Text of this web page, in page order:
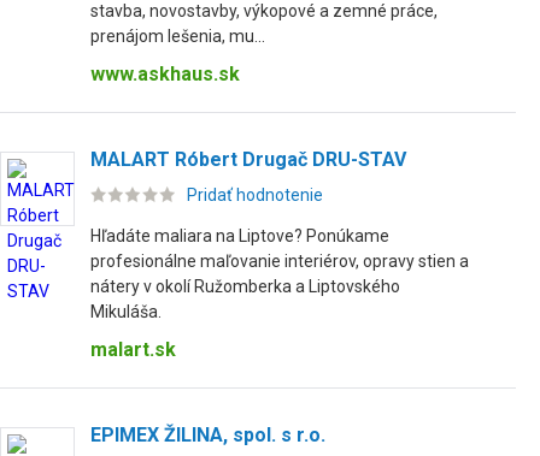
stavba, novostavby, výkopové a zemné práce,
prenájom lešenia, mu...
www.askhaus.sk
MALART Róbert Drugač DRU-STAV
Pridať hodnotenie
Hľadáte maliara na Liptove? Ponúkame
profesionálne maľovanie interiérov, opravy stien a
nátery v okolí Ružomberka a Liptovského
Mikuláša.
malart.sk
EPIMEX ŽILINA, spol. s r.o.